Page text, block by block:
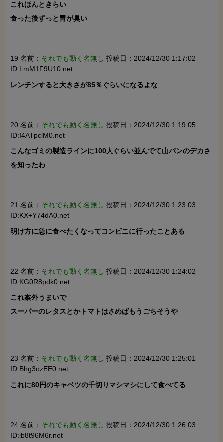
これほんときらい
食った後ずっと胃が臭い
19 名前： それでも動く名無し 投稿日：2024/12/30 1:17:02
ID:LmM1F9U10.net
レンチンすると大きさが85％ぐらいになるよな
20 名前： それでも動く名無し 投稿日：2024/12/30 1:19:05
ID:I4ATpclM0.net
こんなゴミの製造ラインに100人ぐらい並んでて山パンのデカさ
を知ったわ
21 名前： それでも動く名無し 投稿日：2024/12/30 1:23:03
ID:KX+Y74dA0.net
明け方に急に食べたくなってコンビニに行ったことある
22 名前： それでも動く名無し 投稿日：2024/12/30 1:24:02
ID:KG0R8pdk0.net
これ案外うまいで
スーパーのレタスとかトマトはさめばもうごちそうや
23 名前： それでも動く名無し 投稿日：2024/12/30 1:25:01
ID:Bhg3ozEE0.net
これに80円のキャベツの千切りマシマシにして食べてる
24 名前： それでも動く名無し 投稿日：2024/12/30 1:26:03
ID:ib8t96M6r.net